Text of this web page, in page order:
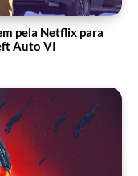
pela Netflix para
Auto VI